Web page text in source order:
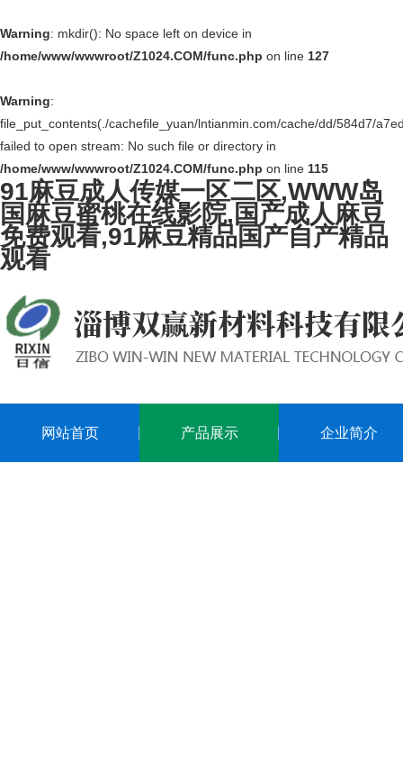
Warning: mkdir(): No space left on device in
/home/www/wwwroot/Z1024.COM/func.php on line 127
Warning:
file_put_contents(./cachefile_yuan/lntianmin.com/cache/dd/584d7/
failed to open stream: No such file or directory in
/home/www/wwwroot/Z1024.COM/func.php on line 115
91麻豆成人传媒一区二区,WWW岛
国麻豆蜜桃在线影院,国产成人麻豆
免费观看,91麻豆精品国产自产精品
观看
网站首页 产品展示 企业简介